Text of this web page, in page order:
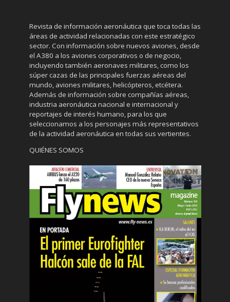
Revista de información aeronáutica que toca todas las
áreas de actividad relacionadas con este estratégico
sector. Con información sobre nuevos aviones, desde
el A380 a los aviones corporativos o de negocio,
incluyendo también aeronaves militares, como los
súper cazas de las principales fuerzas aéreas del
mundo, aviones militares, helicópteros, etcétera.
Además de información sobre compañías aéreas,
industria aeronáutica nacional e internacional y
reportajes de interés humano, para los que
seleccionamos a los personajes más representativos
de la actividad aeronáutica en todas sus vertientes.
QUIÉNES SOMOS